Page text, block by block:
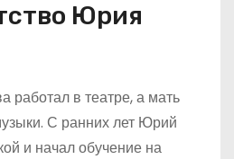
Юрия
в театре, а мать
С ранних лет Юрий
и начал обучение на